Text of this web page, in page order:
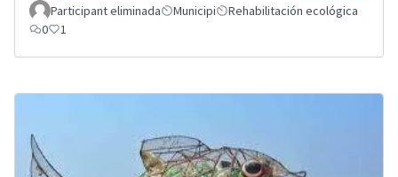
Participant eliminada
Municipi
Rehabilitación ecológica
0
1